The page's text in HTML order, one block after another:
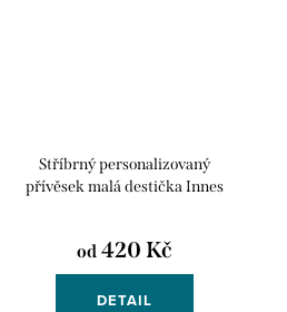
Stříbrný personalizovaný
přívěsek malá destička Innes
od 420 Kč
DETAIL